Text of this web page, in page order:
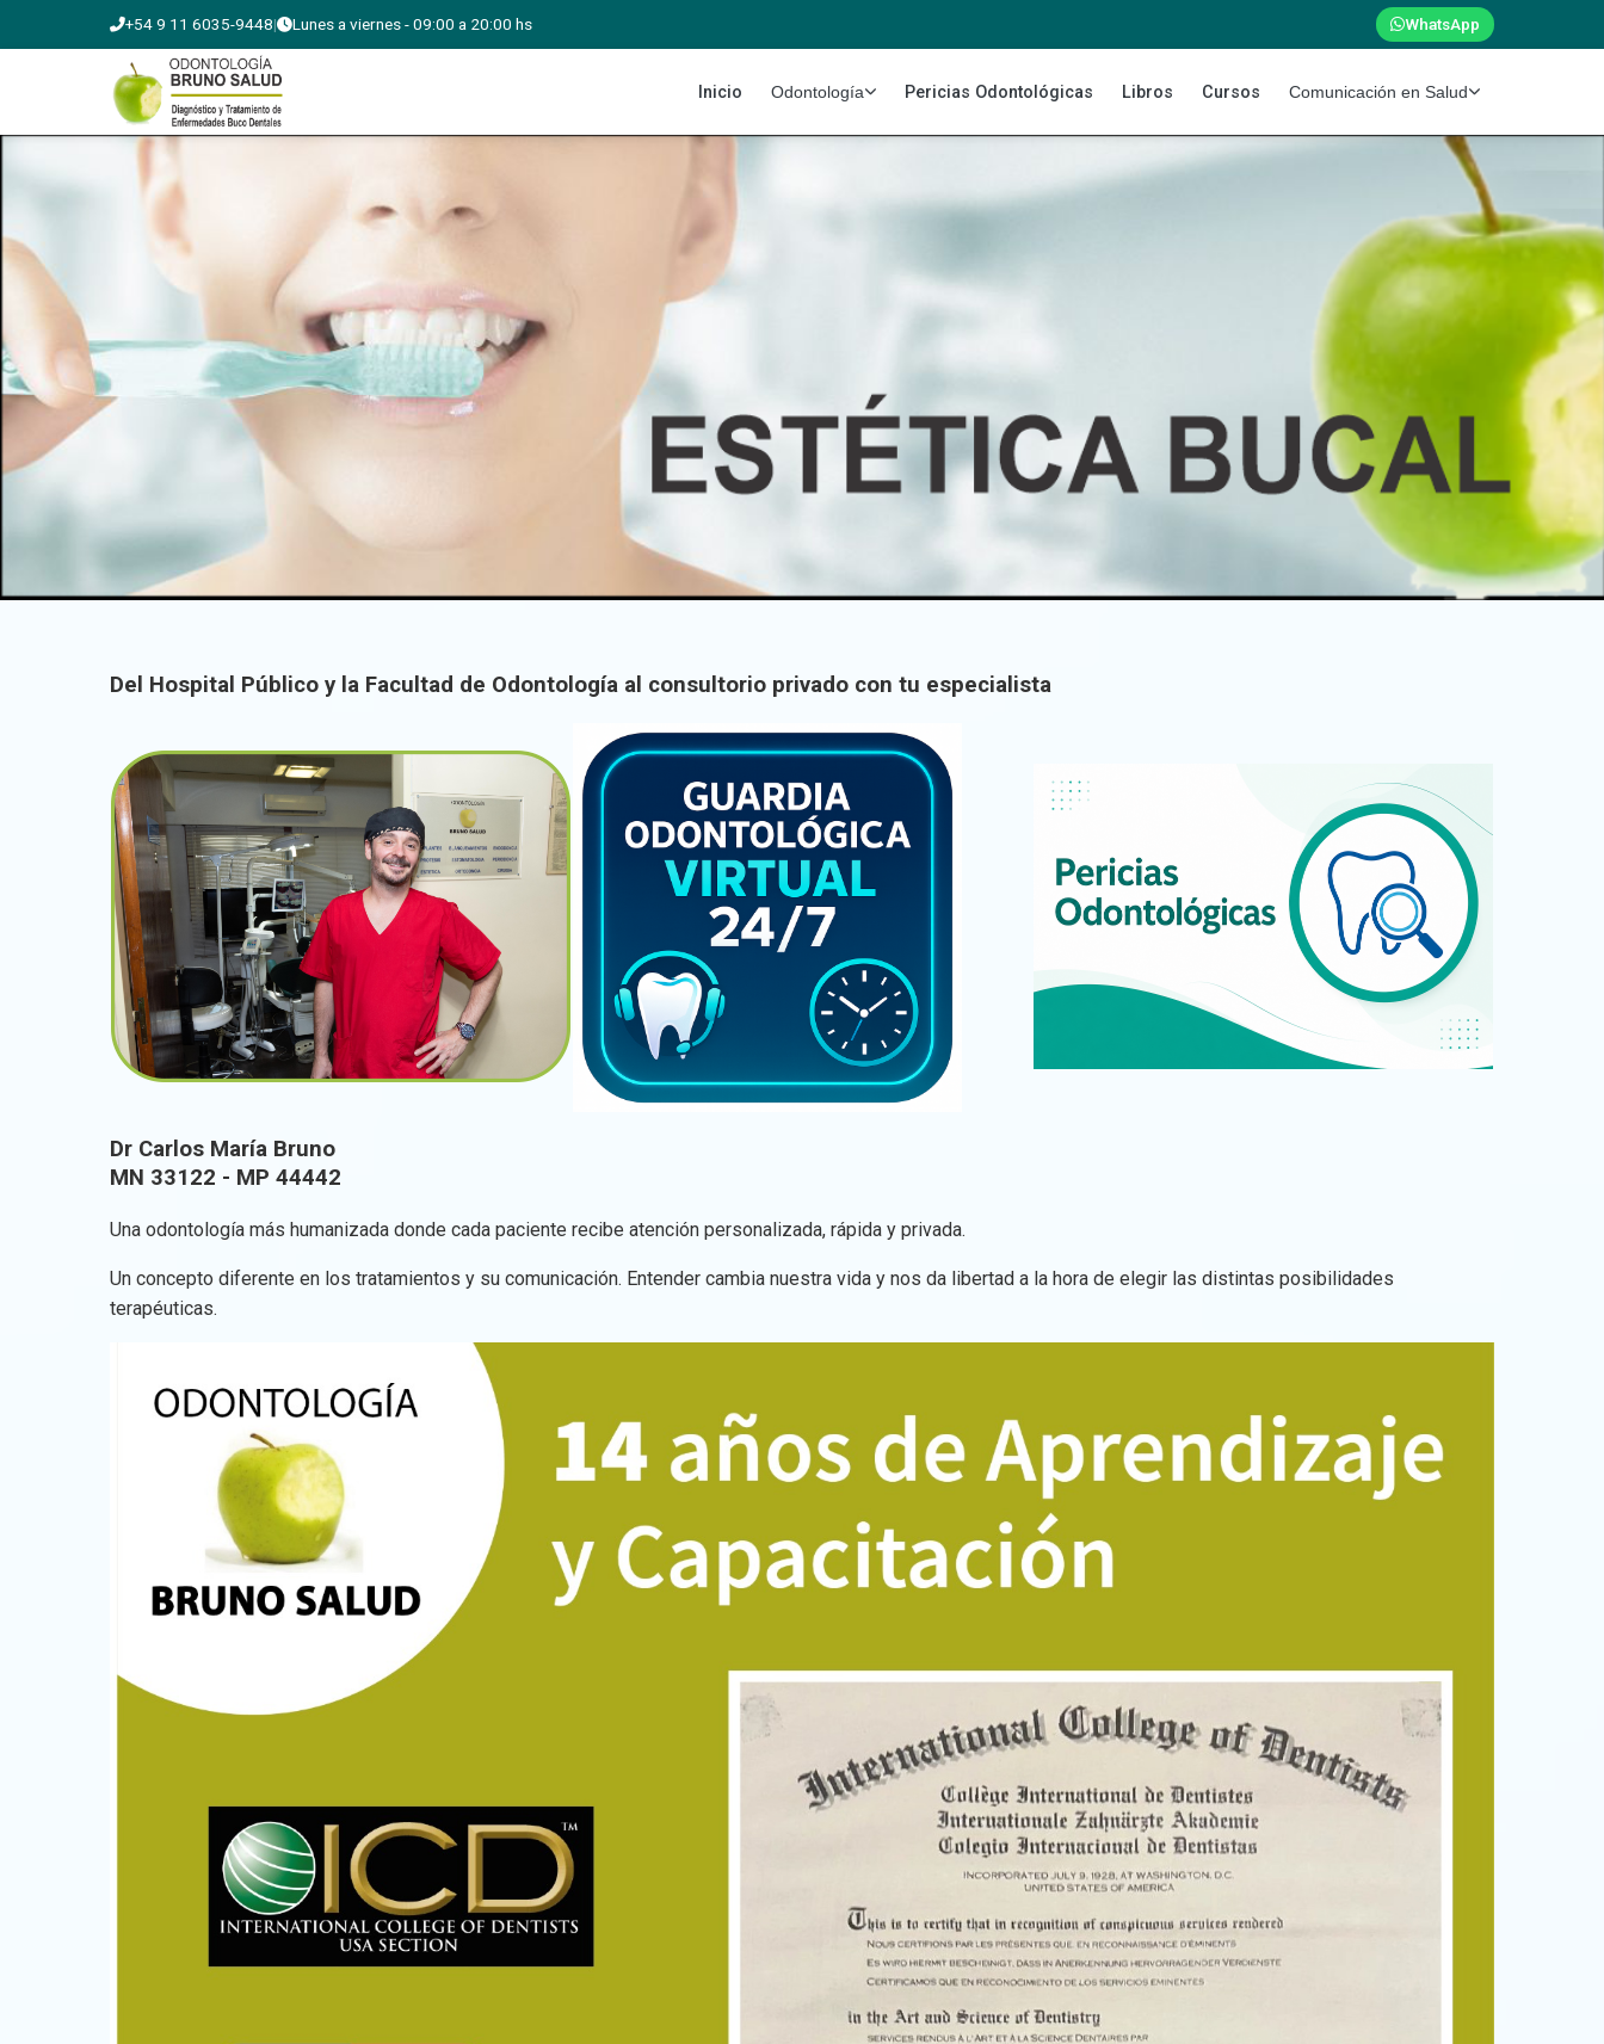
+54 9 11 6035-9448| Lunes a viernes - 09:00 a 20:00 hs WhatsApp
Inicio Odontología Pericias Odontológicas Libros Cursos Comunicación en Salud
Del Hospital Público y la Facultad de Odontología al consultorio privado con tu especialista
Dr Carlos María Bruno
MN 33122 - MP 44442
Una odontología más humanizada donde cada paciente recibe atención personalizada, rápida y privada.
Un concepto diferente en los tratamientos y su comunicación. Entender cambia nuestra vida y nos da libertad a la hora de elegir las distintas posibilidades
terapéuticas.